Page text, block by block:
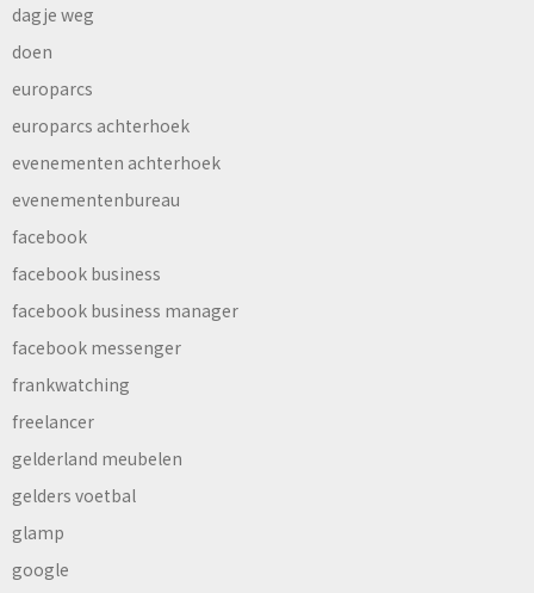
dagje weg
doen
europarcs
europarcs achterhoek
evenementen achterhoek
evenementenbureau
facebook
facebook business
facebook business manager
facebook messenger
frankwatching
freelancer
gelderland meubelen
gelders voetbal
glamp
google